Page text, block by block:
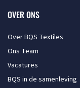
OVER ONS
Over BQS Textiles
Ons Team
Vacatures
BQS in de samenleving